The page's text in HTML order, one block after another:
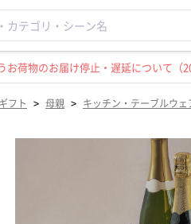
お荷物のお届け停止・遅延について（
フト > 母親 > キッチン・テーブルウェ